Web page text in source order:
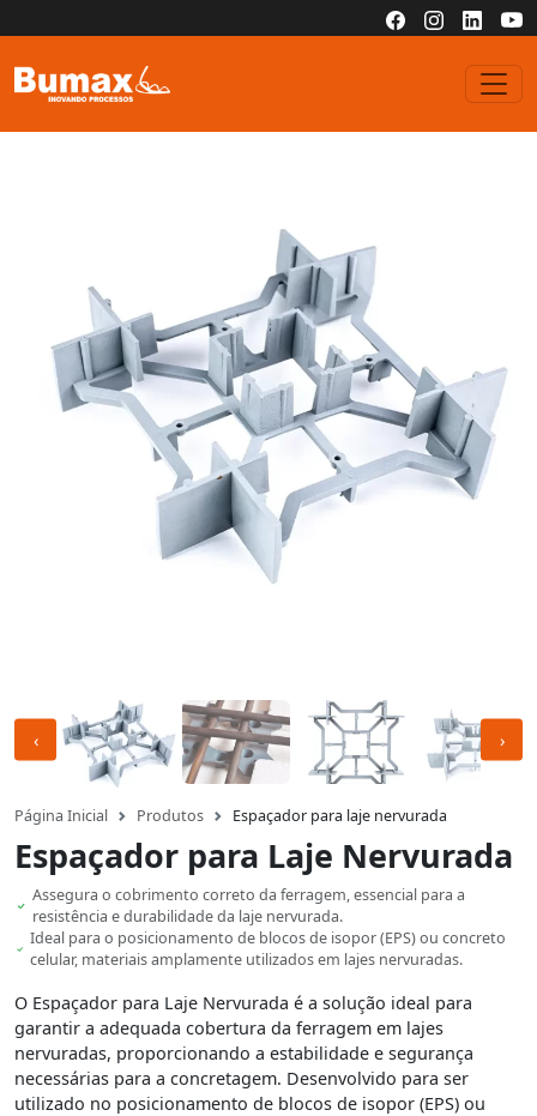
‹ ›
Página Inicial Produtos espaçador para laje nervurada
Espaçador para Laje Nervurada
Assegura o cobrimento correto da ferragem, essencial para a
resistência e durabilidade da laje nervurada.
Ideal para o posicionamento de blocos de isopor (EPS) ou concreto
celular, materiais amplamente utilizados em lajes nervuradas.
O Espaçador para Laje Nervurada é a solução ideal para
garantir a adequada cobertura da ferragem em lajes
nervuradas, proporcionando a estabilidade e segurança
necessárias para a concretagem. Desenvolvido para ser
utilizado no posicionamento de blocos de isopor (EPS) ou